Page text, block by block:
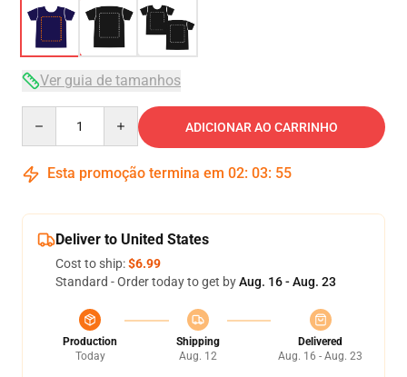
Ver guia de tamanhos
ADICIONAR AO CARRINHO
Esta promoção termina em 02: 03: 54
Deliver to United States
Cost to ship:$6.99
Standard - Order today to get byAug. 16 - Aug. 23
Production
Today
Shipping
Aug. 12
Delivered
Aug. 16 - Aug. 23